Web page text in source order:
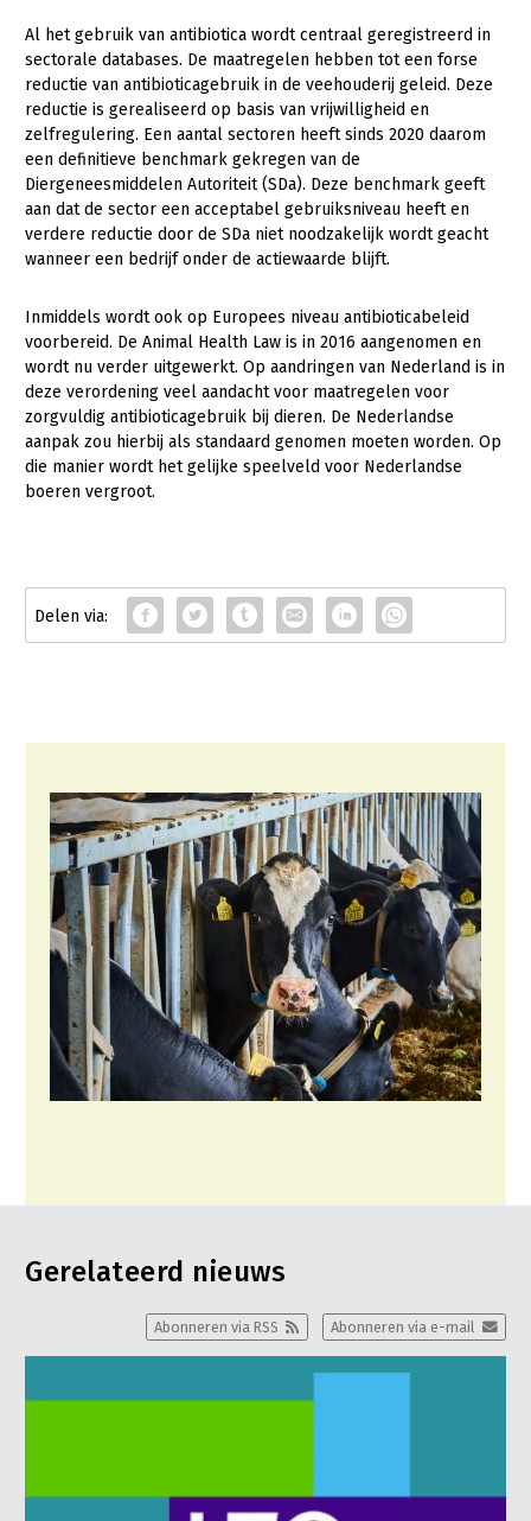
Paddenstoelen
Vollegrondsgroente
LTO Nederland
Mensen
Bestuur en Directie
Medewerkers
Vakgroepbestuurders
Jaarverslag 2023
Vacatures
Pers
Al het gebruik van antibiotica wordt centraal geregistreerd in
sectorale databases. De maatregelen hebben tot een forse
reductie van antibioticagebruik in de veehouderij geleid. Deze
reductie is gerealiseerd op basis van vrijwilligheid en
zelfregulering. Een aantal sectoren heeft sinds 2020 daarom
een definitieve benchmark gekregen van de
Diergeneesmiddelen Autoriteit (SDa). Deze benchmark geeft
aan dat de sector een acceptabel gebruiksniveau heeft en
verdere reductie door de SDa niet noodzakelijk wordt geacht
wanneer een bedrijf onder de actiewaarde blijft.
Inmiddels wordt ook op Europees niveau antibioticabeleid
voorbereid. De Animal Health Law is in 2016 aangenomen en
wordt nu verder uitgewerkt. Op aandringen van Nederland is in
deze verordening veel aandacht voor maatregelen voor
zorgvuldig antibioticagebruik bij dieren. De Nederlandse
aanpak zou hierbij als standaard genomen moeten worden. Op
die manier wordt het gelijke speelveld voor Nederlandse
boeren vergroot.
Gerelateerd nieuws
Abonneren via e-mail
Abonneren via RSS